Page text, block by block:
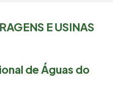
E USINAS
de Águas do